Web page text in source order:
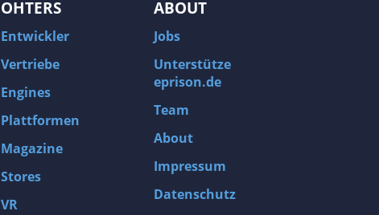
OHTERS
Entwickler
Vertriebe
Engines
Plattformen
Magazine
Stores
VR
ABOUT
Jobs
Unterstütze
eprison.de
Team
About
Impressum
Datenschutz